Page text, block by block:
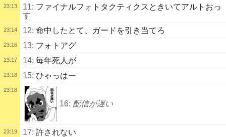
23:13 11: ファイナルフォトタクティクスときいてアルトおっ
す
23:14 12: 命中したとて、ガードを引き当てろ
23:16 13: フォトアグ
23:17 14: 毎年死人が
23:18 15: ひゃっはー
23:18
16: 配信が遅い
23:19 17: 許されない